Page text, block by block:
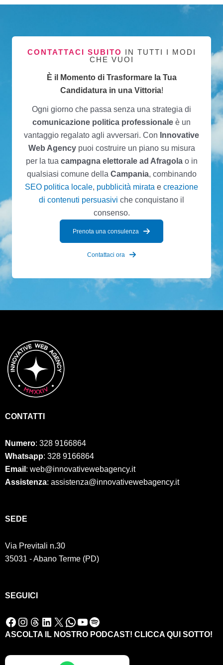
CONTATTACI SUBITO IN TUTTI I MODI
CHE VUOI
È il Momento di Trasformare la Tua
Candidatura in una Vittoria!
Ogni giorno che passa senza una strategia di
comunicazione politica professionale è un
vantaggio regalato agli avversari. Con Innovative
Web Agencypuoi costruire un piano su misura
per la tua campagna elettorale ad Afragolao in
qualsiasi comune della Campania, combinando
SEO politica locale, pubblicità mirata e creazione
di contenuti persuasivi che conquistano il
consenso.
Prenota una consulenza
Contattaci ora
CONTATTI
Numero: 328 9166864
Whatsapp: 328 9166864
Email : web@innovativewebagency.it
Assistenza: assistenza@innovativewebagency.it
SED E
Via Previtali n.30
35031 - Abano Terme (PD)
SEGUICI
Facebook Instagram Threads LinkedIn X WhatsApp YouTube Spotify
ASCOLTA IL NOSTRO PODCAST! CLICCA QUI SOTTO!